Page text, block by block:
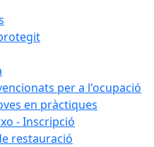
per a l'ocupació
en pràctiques
- Inscripció
restauració